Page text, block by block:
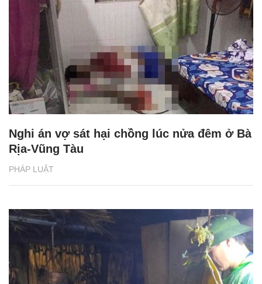
PHÁP LUẬT
Nghi án vợ sát hại chồng lúc nửa đêm ở Bà
Rịa-Vũng Tàu